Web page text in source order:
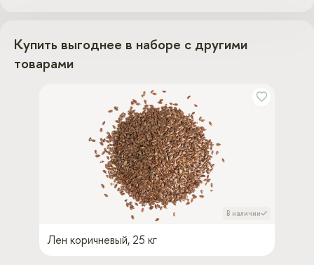
Купить выгоднее в наборе с другими
товарами
В наличии
Лен коричневый, 25 кг